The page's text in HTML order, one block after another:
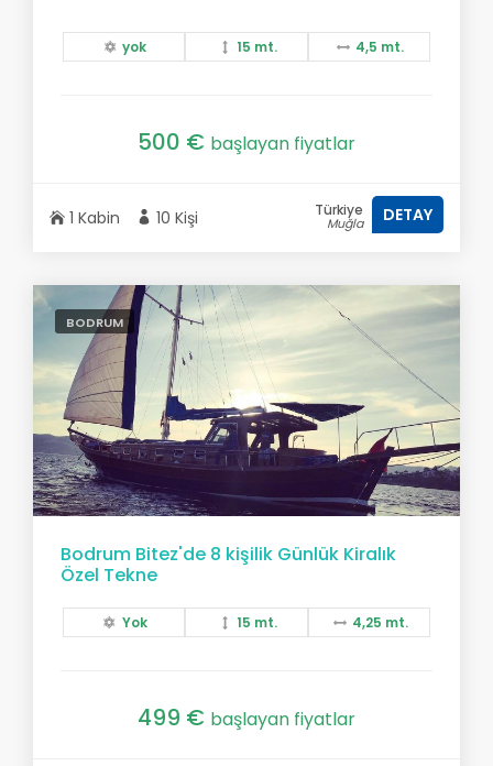
yok 15 mt. 4,5 mt.
500 € başlayan fiyatlar
1 Kabin 10 Kişi Türkiye
Muğla DETAY
BODRUM
Bodrum Bitez'de 8 kişilik Günlük Kiralık
Özel Tekne
Yok 15 mt. 4,25 mt.
499 € başlayan fiyatlar